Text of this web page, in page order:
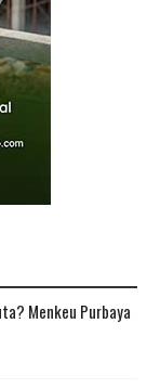
Menkeu Purbaya